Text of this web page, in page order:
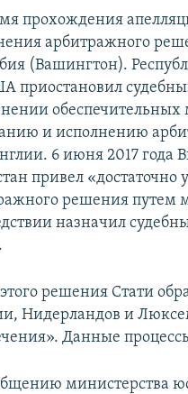
прохождения
арбитражного
(Вашингтон).
приостановил
обеспечительных
и исполнению
6 июня 2017 года
привел «достаточно
решения путем
назначил
решения Стати
Нидерландов и
Данные
министерства